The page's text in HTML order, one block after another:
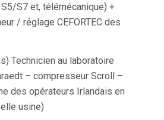
S7 et, télémécanique) +
/ réglage CEFORTEC des
Technicien au laboratoire
– compresseur Scroll –
des opérateurs Irlandais en
usine)